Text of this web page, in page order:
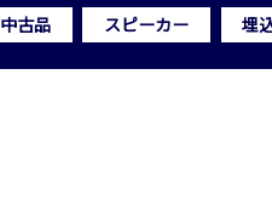
中古品 スピーカー 埋